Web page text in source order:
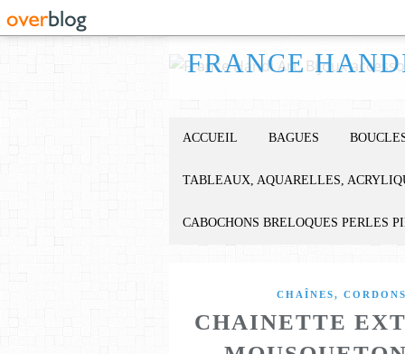
ACCUEIL BAGUES
TABLEAUX, AQUARELLES,
CABOCHONS BRELOQUES PERLES
CHAÎNES,
CHAINETTE